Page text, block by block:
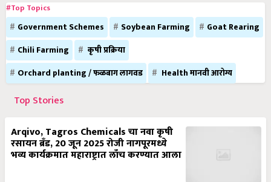
#Top Topics
Government Schemes Soybean Farming
Goat Rearing
Chili Farming
कृषी प्रक्रिया
Orchard planting / फळबाग लागवड
Health मानवी आरोग्य
Top Stories
Arqivo, Tagros Chemicals चा नवा कृषी
रसायन ब्रँड, 20 जून 2025 रोजी नागपूरमध्ये
भव्य कार्यक्रमात महाराष्ट्रात लाँच करण्यात आला